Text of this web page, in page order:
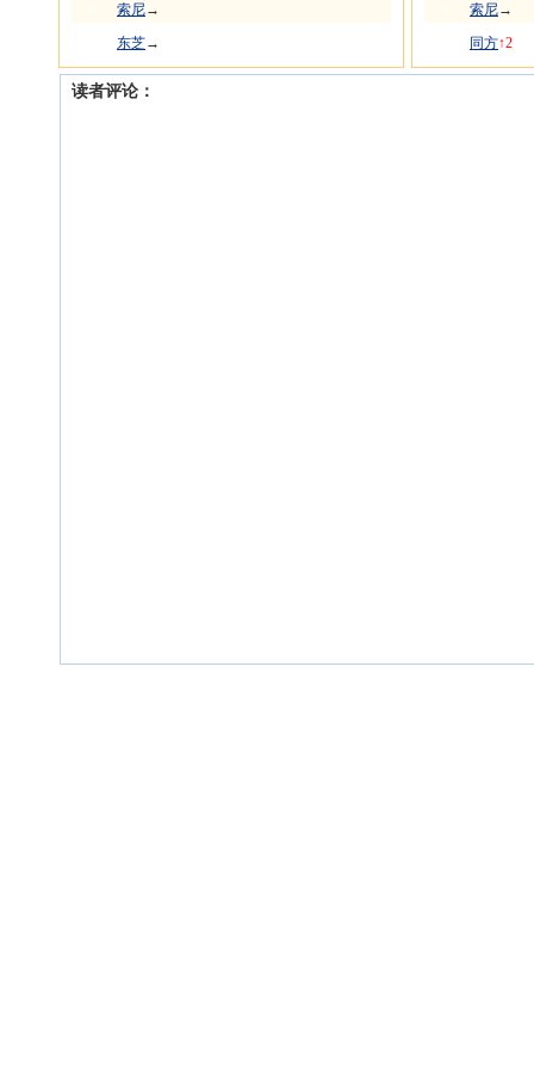
索尼→
东芝→
索尼→
同方↑2
读者评论：